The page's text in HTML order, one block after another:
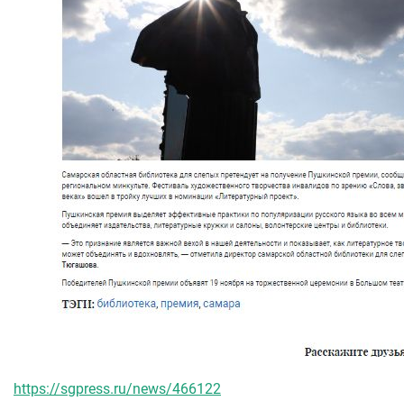
https://sgpress.ru/news/466122